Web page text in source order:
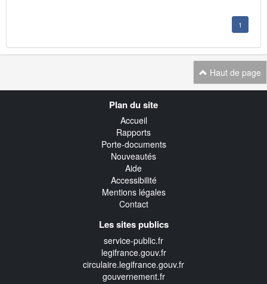
1
Haut de page
Plan du site
Accueil
Rapports
Porte-documents
Nouveautés
Aide
Accessibilité
Mentions légales
Contact
Les sites publics
service-public.fr
legifrance.gouv.fr
circulaire.legifrance.gouv.fr
gouvernement.fr